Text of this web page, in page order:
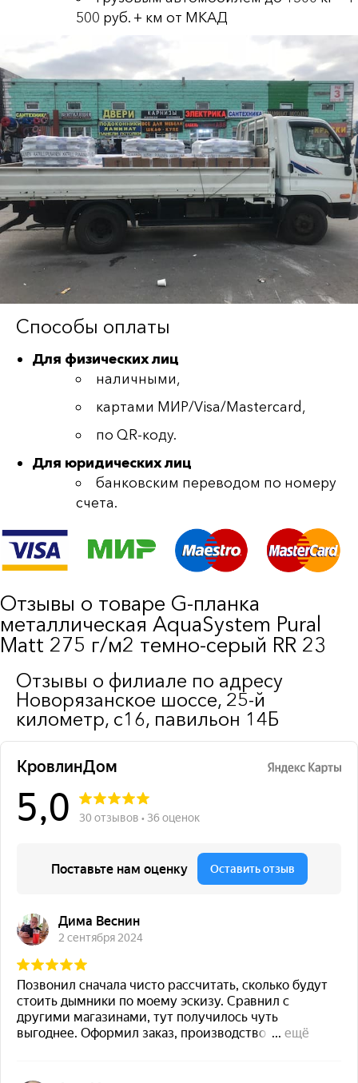
500 руб. + км от МКАД
Способы оплаты
Для физических лиц
наличными,
картами МИР/Visa/Mastercard,
по QR-коду.
Для юридических лиц
банковским переводом по номеру
счета.
Отзывы о товаре G-планка
металлическая AquaSystem Pural
Matt 275 г/м2 темно-серый RR 23
Отзывы о филиале по адресу
Новорязанское шоссе, 25-й
километр, с16, павильон 14Б